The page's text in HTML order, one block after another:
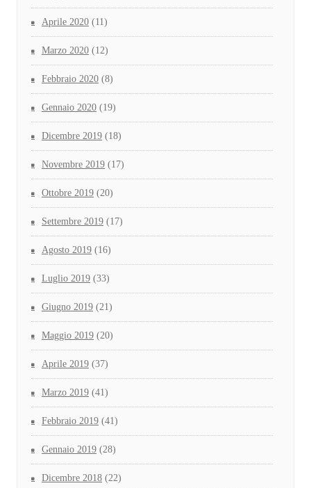
Aprile 2020 (11)
Marzo 2020 (12)
Febbraio 2020 (8)
Gennaio 2020 (19)
Dicembre 2019 (18)
Novembre 2019 (17)
Ottobre 2019 (20)
Settembre 2019 (17)
Agosto 2019 (16)
Luglio 2019 (33)
Giugno 2019 (21)
Maggio 2019 (20)
Aprile 2019 (37)
Marzo 2019 (41)
Febbraio 2019 (41)
Gennaio 2019 (28)
Dicembre 2018 (22)